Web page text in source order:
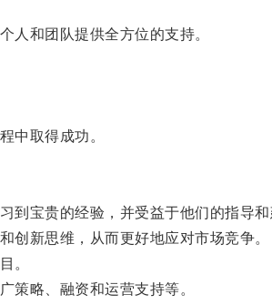
和团队提供全方位的支持。
中取得成功。
宝贵的经验，并受益于他们的指导
新思维，从而更好地应对市场竞争。
。
略、融资和运营支持等。